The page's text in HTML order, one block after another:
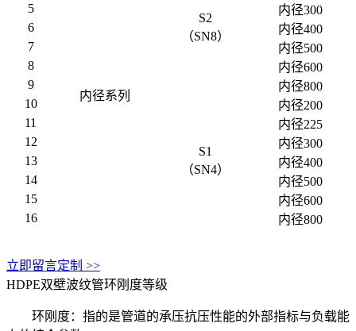
内径系列
S2
（SN8）
5
内径300
6
内径400
7
内径500
8
内径600
9
内径800
10
S1
（SN4）
内径200
11
内径225
12
内径300
13
内径400
14
内径500
15
内径600
16
内径800
立即留言定制 >>
HDPE双壁波纹管环刚度等级
环刚度：指的是管道的承压抗压性能的外部指标与负载能